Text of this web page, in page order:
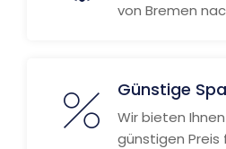
von Bremen
Günstige
Wir bieten
günstigen Preis